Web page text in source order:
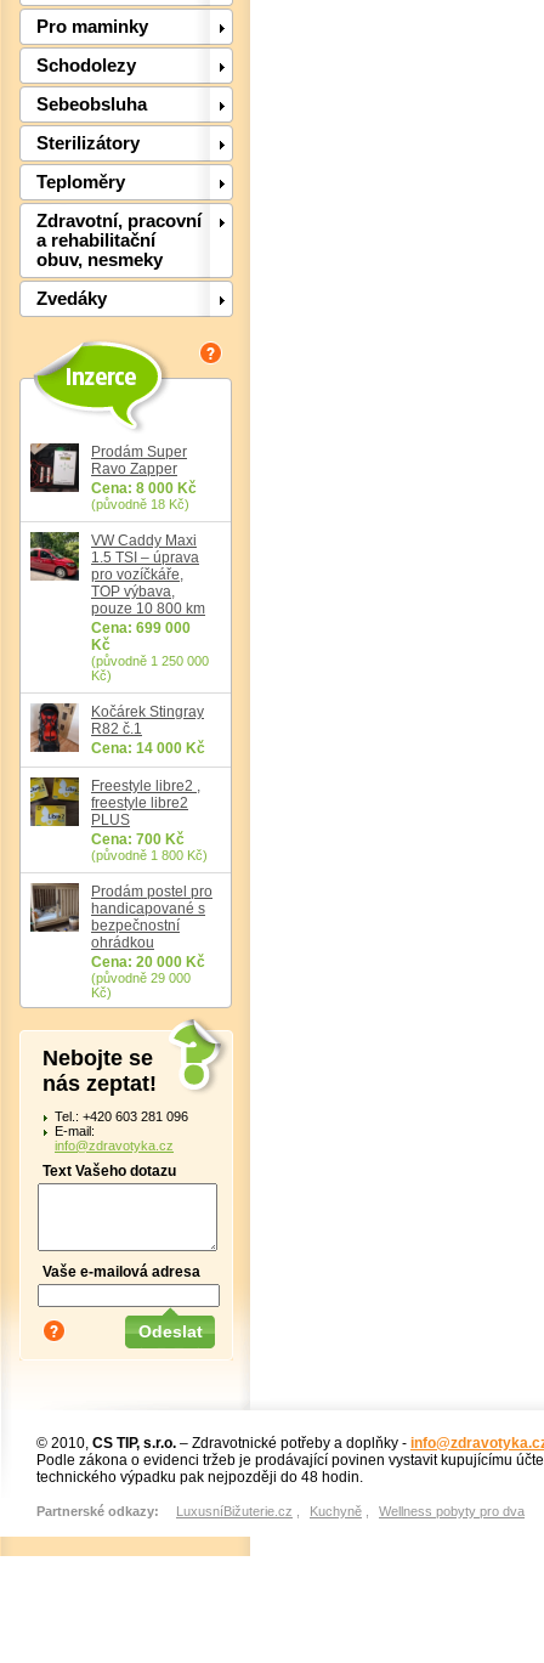
Pro maminky
Schodolezy
Sebeobsluha
Sterilizátory
Teploměry
Zdravotní, pracovní
a rehabilitační
obuv, nesmeky
Zvedáky
Prodám Super
Ravo Zapper
Cena: 8 000 Kč
(původně 18 Kč)
VW Caddy Maxi
1.5 TSI – úprava
pro vozíčkáře,
TOP výbava,
pouze 10 800 km
Cena: 699 000
Kč
(původně 1 250 000
Kč)
Kočárek Stingray
R82 č.1
Cena: 14 000 Kč
Freestyle libre2 ,
freestyle libre2
PLUS
Cena: 700 Kč
(původně 1 800 Kč)
Prodám postel pro
handicapované s
bezpečnostní
ohrádkou
Cena: 20 000 Kč
(původně 29 000
Kč)
Nebojte se
nás zeptat!
Tel.: +420 603 281 096
E-mail:
info@zdravotyka.cz
Text Vašeho dotazu
Vaše e-mailová adresa
© 2010, CS TIP, s.r.o. – Zdravotnické potřeby a doplňky -
Podle zákona o evidenci tržeb je prodávající povinen vystavit kupujícímu
technického výpadku pak nejpozději do 48 hodin.
Partnerské odkazy: LuxusníBižuterie.cz Kuchyně Wellness pobyty pro dva